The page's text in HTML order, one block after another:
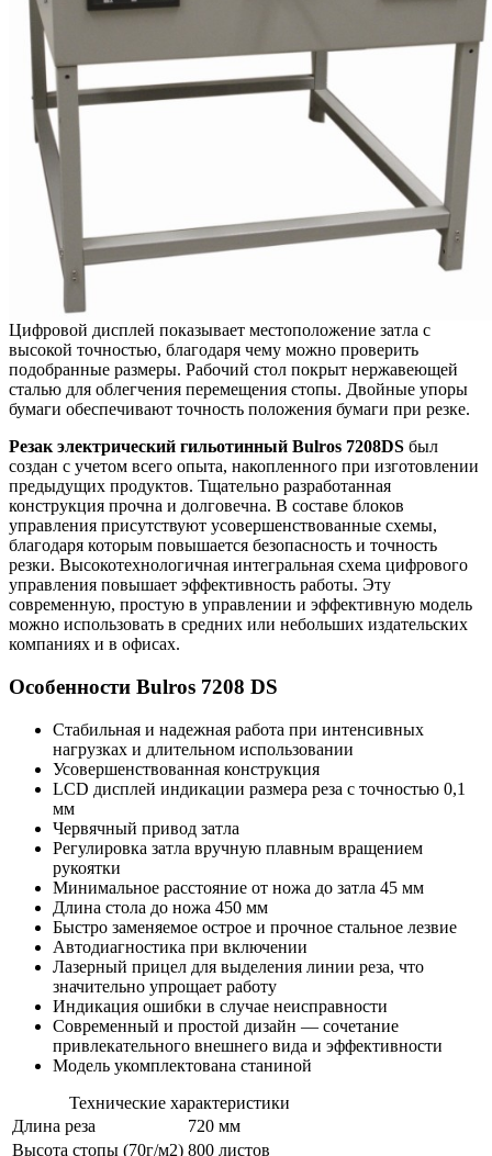
Цифровой дисплей показывает местоположение затла с
высокой точностью, благодаря чему можно проверить
подобранные размеры. Рабочий стол покрыт нержавеющей
сталью для облегчения перемещения стопы. Двойные упоры
бумаги обеспечивают точность положения бумаги при резке.
Резак электрический гильотинный Bulros 7208DS был
создан с учетом всего опыта, накопленного при изготовлении
предыдущих продуктов. Тщательно разработанная
конструкция прочна и долговечна. В составе блоков
управления присутствуют усовершенствованные схемы,
благодаря которым повышается безопасность и точность
резки. Высокотехнологичная интегральная схема цифрового
управления повышает эффективность работы. Эту
современную, простую в управлении и эффективную модель
можно использовать в средних или небольших издательских
компаниях и в офисах.
Особенности Bulros 7208 DS
Стабильная и надежная работа при интенсивных
нагрузках и длительном использовании
Усовершенствованная конструкция
LCD дисплей индикации размера реза с точностью 0,1
мм
Червячный привод затла
Регулировка затла вручную плавным вращением
рукоятки
Минимальное расстояние от ножа до затла 45 мм
Длина стола до ножа 450 мм
Быстро заменяемое острое и прочное стальное лезвие
Автодиагностика при включении
Лазерный прицел для выделения линии реза, что
значительно упрощает работу
Индикация ошибки в случае неисправности
Современный и простой дизайн — сочетание
привлекательного внешнего вида и эффективности
Модель укомплектована станиной
Технические характеристики
Длина реза
720 мм
Высота стопы (70г/м2) 800 листов